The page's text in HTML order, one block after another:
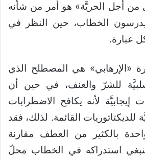
من أجل الحريَّة» هو أمر من شأنه
يدرسون الخطاب، حين النظر في
عبارة.
«الإرهابي» هي المصطلح الذي
للشرّ والعنف، في حين أن
إيجابيَّة لأنه يكافح الاضطرابات
للديكتاتوريات القائمة. لذلك، فقد
بالكثير من العطف مقارنة
ينبغي استدراكه في الخطاب محلّ